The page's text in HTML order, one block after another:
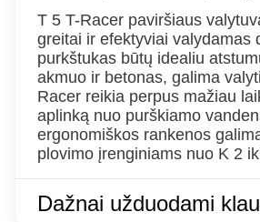
T 5 T-Racer paviršiaus
greitai ir efektyviai valydamas
purkštukas būtų idealiu
akmuo ir betonas, galima
Racer reikia perpus mažiau
aplinką nuo purškiamo
ergonomiškos rankenos
plovimo įrenginiams nuo K 2
Dažnai užduodami